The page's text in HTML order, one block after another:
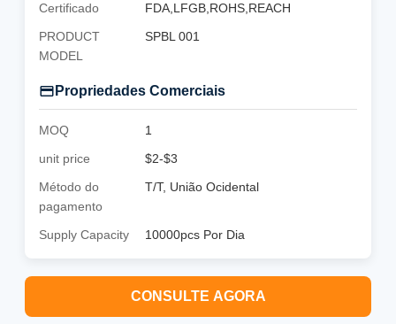
Certificado
FDA,LFGB,ROHS,REACH
PRODUCT
MODEL
SPBL 001
Propriedades Comerciais
MOQ
1
unit price
$2-$3
Método do
pagamento
T/T, União Ocidental
Supply Capacity 10000pcs Por Dia
CONSULTE AGORA